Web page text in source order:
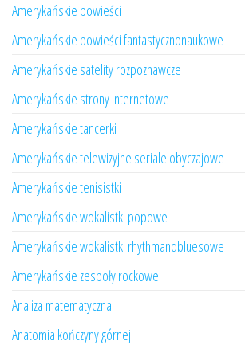
Amerykańskie powieści
Amerykańskie powieści fantastycznonaukowe
Amerykańskie satelity rozpoznawcze
Amerykańskie strony internetowe
Amerykańskie tancerki
Amerykańskie telewizyjne seriale obyczajowe
Amerykańskie tenisistki
Amerykańskie wokalistki popowe
Amerykańskie wokalistki rhythmandbluesowe
Amerykańskie zespoły rockowe
Analiza matematyczna
Anatomia kończyny górnej